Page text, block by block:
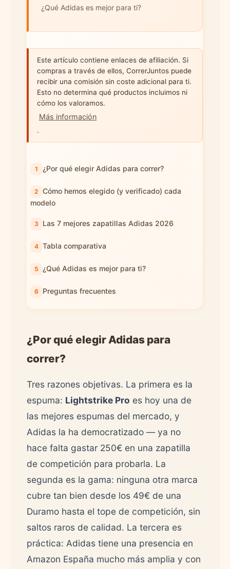
¿Qué Adidas es mejor para ti?
Este artículo contiene enlaces de afiliación. Si
compras a través de ellos, CorrerJuntos puede
recibir una comisión sin coste adicional para ti.
Esto no determina qué productos incluimos ni
cómo los valoramos.
Más información
.
¿Por qué elegir Adidas para correr?
Cómo hemos elegido (y verificado) cada
modelo
Las 7 mejores zapatillas Adidas 2026
Tabla comparativa
¿Qué Adidas es mejor para ti?
Preguntas frecuentes
¿Por qué elegir Adidas para
correr?
Tres razones objetivas. La primera es la
espuma: Lightstrike Pro es hoy una de
las mejores espumas del mercado, y
Adidas la ha democratizado — ya no
hace falta gastar 250€ en una zapatilla
de competición para probarla. La
segunda es la gama: ninguna otra marca
cubre tan bien desde los 49€ de una
Duramo hasta el tope de competición, sin
saltos raros de calidad. La tercera es
práctica: Adidas tiene una presencia en
Amazon España mucho más amplia y con